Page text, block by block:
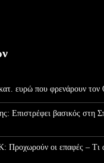
ευρώ που φρενάρουν τον
Επιστρέφει βασικός στη
Προχωρούν οι επαφές – Τι